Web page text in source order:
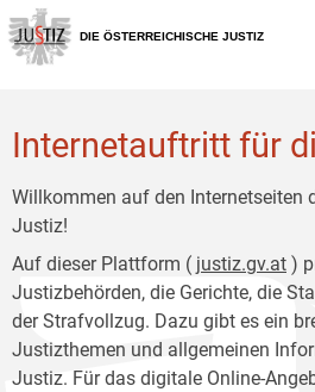
Zur
Hauptnavigation
[1]
Zum
Inhalt
[2]
DIE ÖSTERREICHISCHE JUSTIZ
Internetauftritt für
Willkommen auf den Internetseiten
Justiz!
Auf dieser Plattform ( justiz.gv.at )
Justizbehörden, die Gerichte, die
der Strafvollzug. Dazu gibt es ein
Justizthemen und allgemeinen
Justiz. Für das digitale Online-